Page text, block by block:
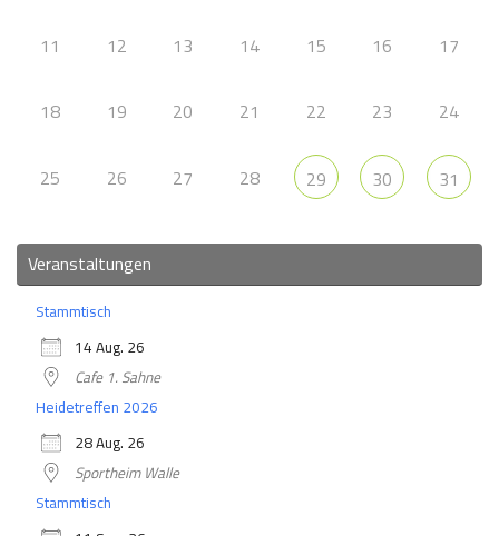
11 12 13 14 15 16 17
18 19 20 21 22 23 24
25 26 27 28 29 30 31
Veranstaltungen
Stammtisch
14 Aug. 26
Cafe 1. Sahne
Heidetreffen 2026
28 Aug. 26
Sportheim Walle
Stammtisch